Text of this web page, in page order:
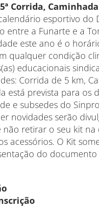
5ª Corrida,
esportivo do
a Funarte e a
este ano é o
qualquer condição
educacionais
Corrida de 5 km,
está prevista para os
e subsedes do
novidades serão
não retirar o seu kit
acessórios. O Kit
do